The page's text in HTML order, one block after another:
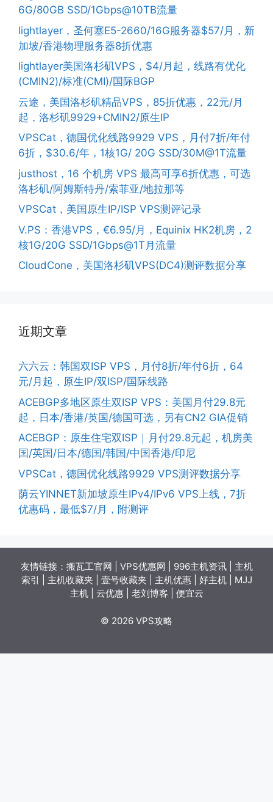
6G/80GB SSD/1Gbps@10TB流量
lightlayer，圣何塞E5-2660/16G服务器$57/月，新
加坡/香港物理服务器8折优惠
lightlayer美国洛杉矶VPS，$4/月起，线路有优化
(CMIN2)/标准(CMI)/国际BGP
云途，美国洛杉矶精品VPS，85折优惠，22元/月
起，洛杉矶9929+CMIN2/原生IP
VPSCat，德国优化线路9929 VPS，月付7折/年付
6折，$30.6/年，1核1G/ 20G SSD/30M@1T流量
justhost，16 个机房 VPS 最高可享6折优惠，可选
洛杉矶/阿姆斯特丹/索菲亚/地拉那等
VPSCat，美国原生IP/ISP VPS测评记录
V.PS：香港VPS，€6.95/月，Equinix HK2机房，2
核1G/20G SSD/1Gbps@1T月流量
CloudCone，美国洛杉矶VPS(DC4)测评数据分享
近期文章
六六云：韩国双ISP VPS，月付8折/年付6折，64
元/月起，原生IP/双ISP/国际线路
ACEBGP多地区原生双ISP VPS：美国月付29.8元
起，日本/香港/英国/德国可选，另有CN2 GIA促销
ACEBGP：原生住宅双ISP｜月付29.8元起，机房美
国/英国/日本/德国/韩国/中国香港/印尼
VPSCat，德国优化线路9929 VPS测评数据分享
荫云YINNET新加坡原生IPv4/IPv6 VPS上线，7折
优惠码，最低$7/月，附测评
友情链接： 搬瓦工官网 VPS优惠网 996主机资讯| 主机
索引
主机收藏夹 壹号收藏夹 主机优惠| 好主机| MJJ
主机| 云优惠| 老刘博客 便宜云
© 2026 VPS攻略